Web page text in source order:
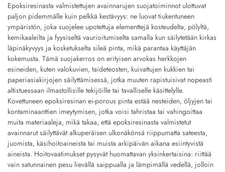
Epoksiresinasta valmistettujen avainnarujen suojatoiminnot ulottuvat
paljon pidemmälle kuin pelkkä kestävyys: ne luovat tiukentuneen
ympäristön, joka suojelee upotettuja elementtejä kosteudelta, pölyltä,
kemikaaleilta ja fyysiseltä vaurioitumiselta samalla kun säilytetään kirkas
läpinäkyvyys ja kosketukselta sileä pinta, mikä parantaa käyttäjän
kokemusta. Tämä suojakerros on erityisen arvokas herkkojen
esineiden, kuten valokuvien, taideteosten, kuivattujen kukkien tai
paperiasiakirjojen säilyttämisessä, jotka muuten rapistuisivat nopeasti
altistuessaan ilmastollisille tekijöille tai tavalliselle käsittelylle.
Kovettuneen epoksiresinan ei-porous pinta estää nesteiden, öljyjen tai
kontaminaanttien imeytymisen, jotka voisi tahristaa tai vahingoittaa
muita materiaaleja, mikä takaa, että epoksiresinasta valmistetut
avainnarut säilyttävät alkuperäisen ulkonäkönsä riippumatta sateesta,
juomista, käsihoitoaineista tai muista arkipäivän aikana esiintyvistä
aineista. Hoitovaatimukset pysyvät huomattavan yksinkertaisina: riittää
vain satunnainen pesu lievällä saippualla ja lämpimällä vedellä, jolloin